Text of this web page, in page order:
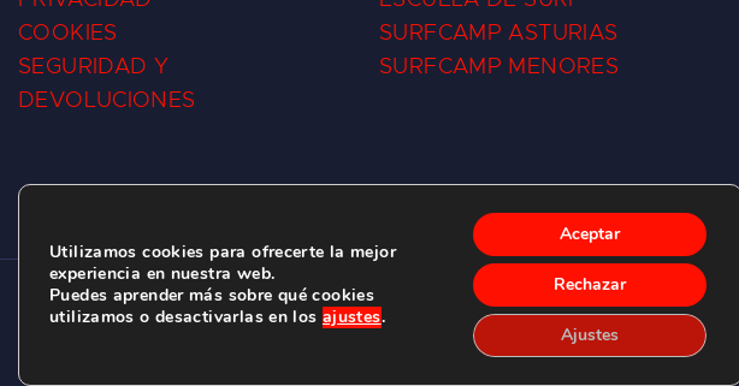
COOKIES
SEGURIDAD Y
DEVOLUCIONES
SURFCAMP ASTURIAS
SURFCAMP MENORES
CLUB DE SURF LAS DUNAS ©2026.
C/ BERNARDO ÁLVAREZ GALAN 1, SALINAS (ASTURIAS)
Utilizamos cookies para ofrecerte la mejor
experiencia en nuestra web.
Puedes aprender más sobre qué cookies
utilizamos o desactivarlas en los ajustes.
Aceptar
Rechazar
Ajustes